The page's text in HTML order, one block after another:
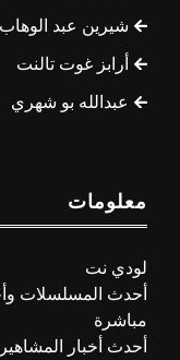
شيرين عبد الوهاب
أرابز غوت تالنت
عبدالله بو شهري
معلومات
لودي نت
أحدث المسلسلات
مباشرة
أحدث أخبار